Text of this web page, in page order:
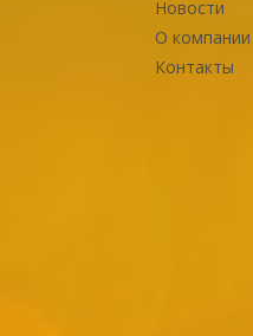
Новости
О компании
Контакты